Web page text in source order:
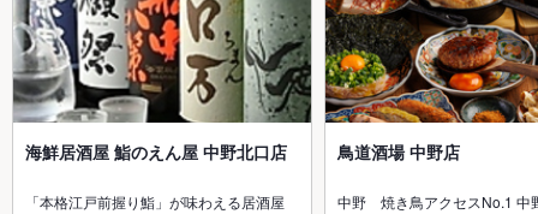
海鮮居酒屋 鮨のえん屋 中野北口店
「本格江戸前握り鮨」が味わえる居酒屋
鳥道酒場 中野店
中野 焼き鳥アクセスNo.1